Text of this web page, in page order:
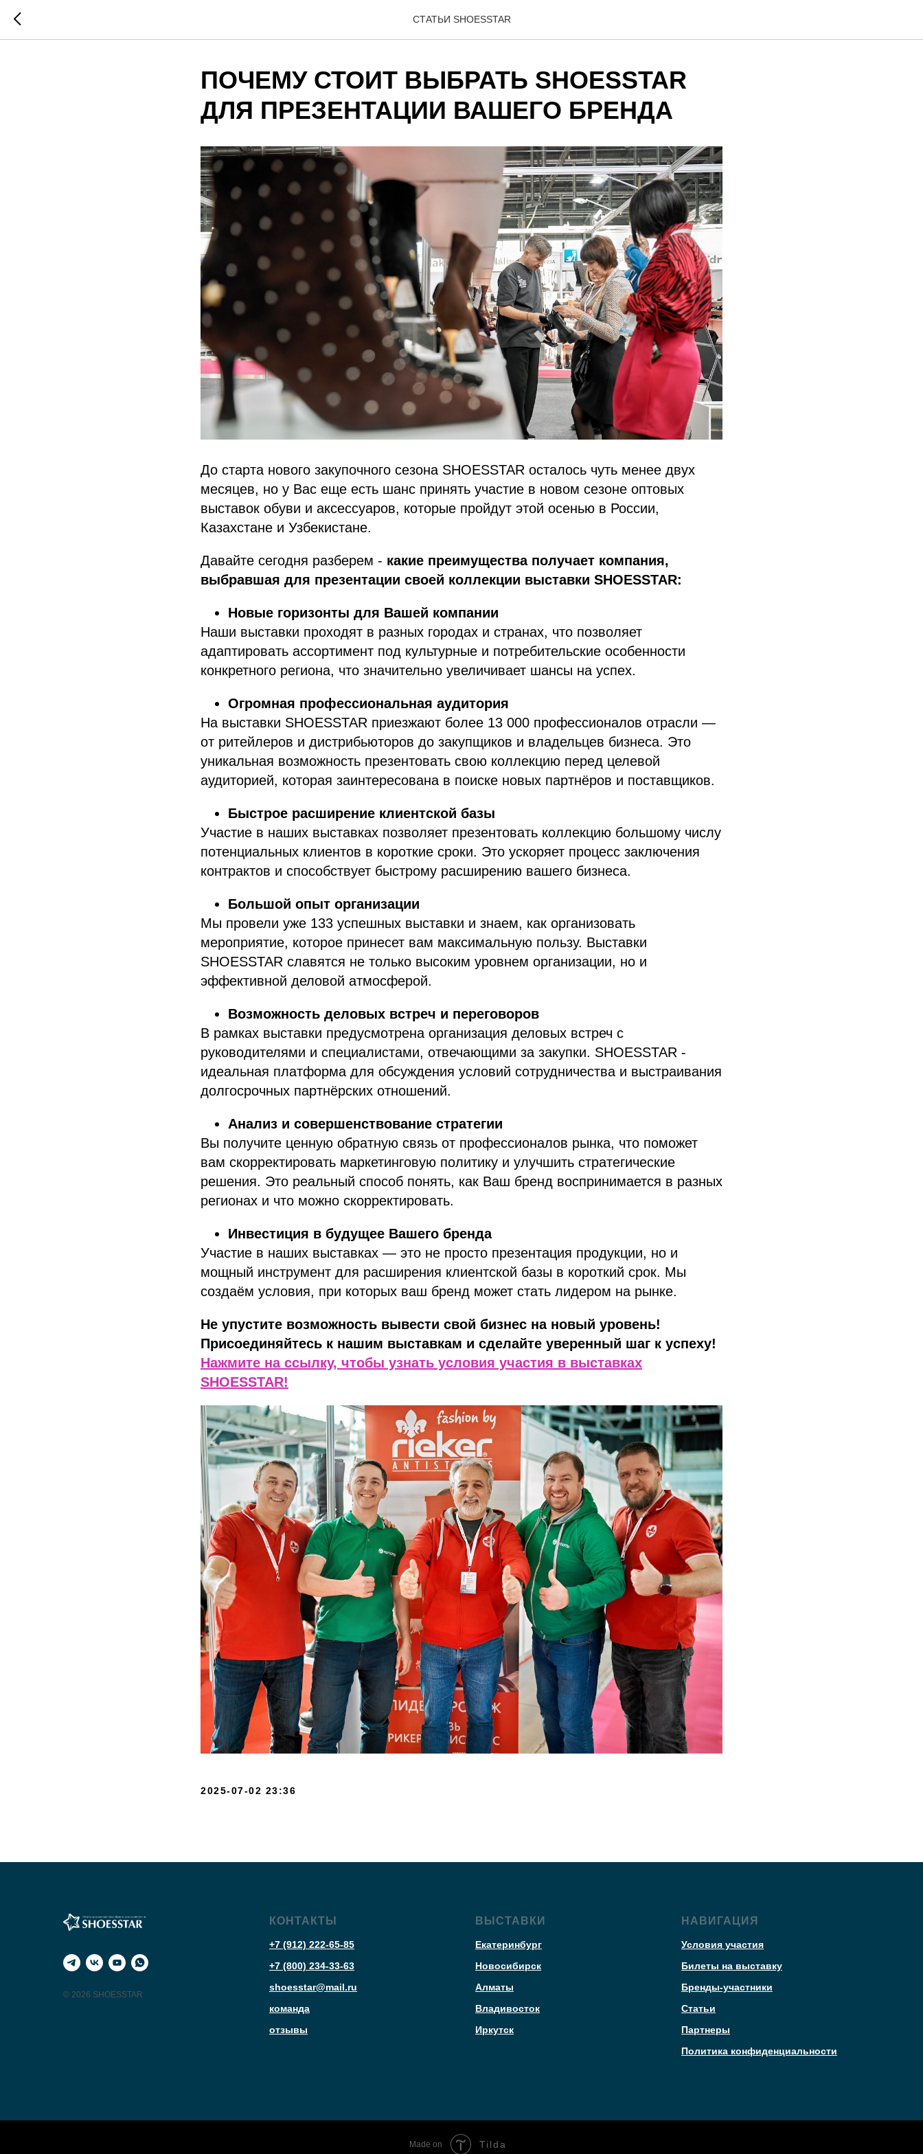
СТАТЬИ SHOESSTAR
ПОЧЕМУ СТОИТ ВЫБРАТЬ SHOESSTAR
ДЛЯ ПРЕЗЕНТАЦИИ ВАШЕГО БРЕНДА
До старта нового закупочного сезона SHOESSTAR осталось чуть менее двух
месяцев, но у Вас еще есть шанс принять участие в новом сезоне оптовых
выставок обуви и аксессуаров, которые пройдут этой осенью в России,
Казахстане и Узбекистане.
Давайте сегодня разберем - какие преимущества получает компания,
выбравшая для презентации своей коллекции выставки SHOESSTAR:
Новые горизонты для Вашей компании
Наши выставки проходят в разных городах и странах, что позволяет
адаптировать ассортимент под культурные и потребительские особенности
конкретного региона, что значительно увеличивает шансы на успех.
Огромная профессиональная аудитория
На выставки SHOESSTAR приезжают более 13 000 профессионалов отрасли —
от ритейлеров и дистрибьюторов до закупщиков и владельцев бизнеса. Это
уникальная возможность презентовать свою коллекцию перед целевой
аудиторией, которая заинтересована в поиске новых партнёров и поставщиков.
Быстрое расширение клиентской базы
Участие в наших выставках позволяет презентовать коллекцию большому числу
потенциальных клиентов в короткие сроки. Это ускоряет процесс заключения
контрактов и способствует быстрому расширению вашего бизнеса.
Большой опыт организации
Мы провели уже 133 успешных выставки и знаем, как организовать
мероприятие, которое принесет вам максимальную пользу. Выставки
SHOESSTAR славятся не только высоким уровнем организации, но и
эффективной деловой атмосферой.
Возможность деловых встреч и переговоров
В рамках выставки предусмотрена организация деловых встреч с
руководителями и специалистами, отвечающими за закупки. SHOESSTAR -
идеальная платформа для обсуждения условий сотрудничества и выстраивания
долгосрочных партнёрских отношений.
Анализ и совершенствование стратегии
Вы получите ценную обратную связь от профессионалов рынка, что поможет
вам скорректировать маркетинговую политику и улучшить стратегические
решения. Это реальный способ понять, как Ваш бренд воспринимается в разных
регионах и что можно скорректировать.
Инвестиция в будущее Вашего бренда
Участие в наших выставках — это не просто презентация продукции, но и
мощный инструмент для расширения клиентской базы в короткий срок. Мы
создаём условия, при которых ваш бренд может стать лидером на рынке.
Не упустите возможность вывести свой бизнес на новый уровень!
Присоединяйтесь к нашим выставкам и сделайте уверенный шаг к успеху!
Нажмите на ссылку, чтобы узнать условия участия в выставках
SHOESSTAR!
2025-07-02 23:36
© 2026 SHOESSTAR
КОНТАКТЫ
+7 (912) 222-65-85
+7 (800) 234-33-63
shoesstar@mail.ru
команда
отзывы
ВЫСТАВКИ
Екатеринбург
Новосибирск
Алматы
Владивосток
Иркутск
НАВИГАЦИЯ
Условия участия
Билеты на выставку
Бренды-участники
Статьи
Партнеры
Политика конфиденциальности
Made on Tilda